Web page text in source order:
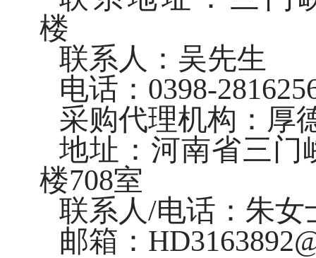
楼
联系人：吴先生
电话：0398-
采购代理机构：厚
地址：河南省三门
楼708室
联系人/电话：朱女
邮箱：